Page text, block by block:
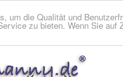
um die Qualität und
zu bieten. Wenn Sie